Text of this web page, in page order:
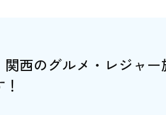
る｜祇園 末友（清水五条）
選
西のグルメ・レジャー